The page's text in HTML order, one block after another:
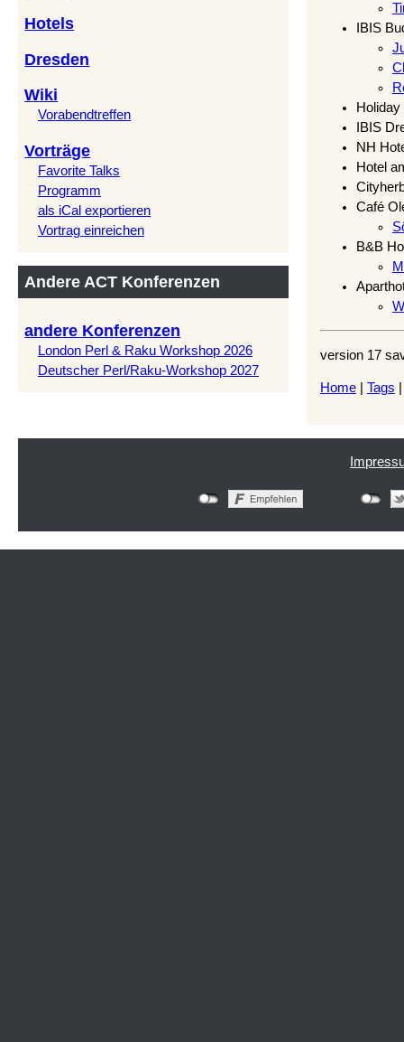
Hotels
Dresden
Wiki
Vorabendtreffen
Vorträge
Favorite Talks
Programm
als iCal exportieren
Vortrag einreichen
Andere ACT Konferenzen
andere Konferenzen
London Perl & Raku Workshop 2026
Deutscher Perl/Raku-Workshop 2027
IBIS
Holiday
IBIS
NH
Hotel
Café
B&B
version 17
Home Tags